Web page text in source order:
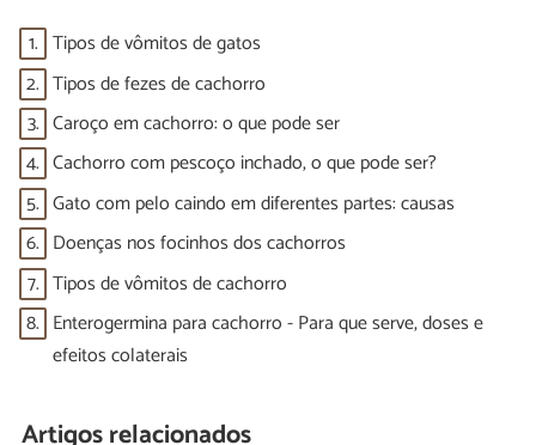
1. Tipos de vômitos de gatos
2. Tipos de fezes de cachorro
3. Caroço em cachorro: o que pode ser
4. Cachorro com pescoço inchado, o que pode ser?
5. Gato com pelo caindo em diferentes partes: causas
6. Doenças nos focinhos dos cachorros
7. Tipos de vômitos de cachorro
8. Enterogermina para cachorro - Para que serve, doses e
efeitos colaterais
Artigos relacionados